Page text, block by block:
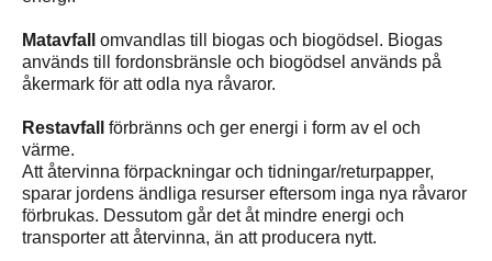
Matavfall
omvandlas till biogas och biogödsel. Biogas
används till fordonsbränsle och biogödsel används på
åkermark för att odla nya råvaror.
Restavfall
förbränns och ger energi i form av el och
värme.
Att återvinna förpackningar och tidningar/returpapper,
sparar jordens ändliga resurser eftersom inga nya råvaror
förbrukas. Dessutom går det åt mindre energi och
transporter att återvinna, än att producera nytt.